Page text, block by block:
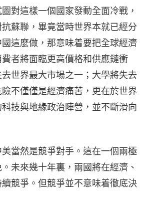
對這樣一個國家發動全面冷戰，
蘇聯，畢竟當時世界本就已經分
這麼做，那意味着要把全球經濟
者將面臨更高價格和供應鏈衝
世界最大市場之一；大學將失去
不僅僅是經濟痛苦，更在於世界
技與地緣政治陣營，並不斷滑向
當然是競爭對手。這在一個兩極
未來幾十年裏，兩國將在經濟、
競爭。但競爭並不意味着徹底決